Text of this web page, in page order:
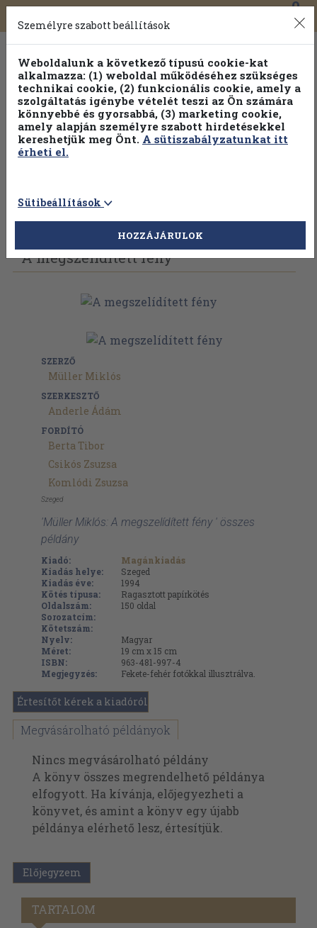
Toggle
navigation
0
Válogasson több mint 30 000 kötet közül
Hobbi témakörökben20% kedvezménnyel!
Vissza az előző oldalra Válasszon példányt
A megszelídített fény
SZERZŐ
Müller Miklós
SZERKESZTŐ
Anderle Ádám
FORDÍTÓ
Berta Tibor
Csikós Zsuzsa
Komlódi Zsuzsa
Szeged
'Müller Miklós: A megszelídített fény ' összes
példány
Kiadó:
Magánkiadás
Kiadás helye:
Szeged
Kiadás éve:
1994
Kötés típusa:
Ragasztott papírkötés
Oldalszám:
150 oldal
Sorozatcím:
Kötetszám:
Nyelv:
Magyar
Méret:
19 cm x 15 cm
ISBN:
963-481-997-4
Megjegyzés:
Fekete-fehér fotókkal illusztrálva.
Értesítőt kérek a kiadóról
Megvásárolható példányok
Nincs megvásárolható példány
A könyv összes megrendelhető példánya
elfogyott. Ha kívánja, előjegyezheti a
könyvet, és amint a könyv egy újabb
példánya elérhető lesz, értesítjük.
Előjegyzem
TARTALOM
Személyre szabott beállítások
Weboldalunk a következő típusú cookie-kat
alkalmazza: (1) weboldal működéséhez szükséges
technikai cookie, (2) funkcionális cookie, amely a
szolgáltatás igénybe vételét teszi az Ön számára
könnyebbé és gyorsabbá, (3) marketing cookie,
amely alapján személyre szabott hirdetésekkel
kereshetjük meg Önt. A sütiszabályzatunkat itt
érheti el.
Sütibeállítások
HOZZÁJÁRULOK